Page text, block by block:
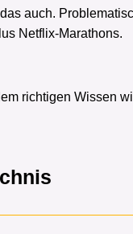
auch.
Netflix-Marathons.
richtigen Wissen